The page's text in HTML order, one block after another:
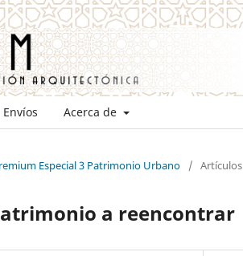
Envíos Acerca de
Especial 3 Patrimonio Urbano / Artículos
a reencontrar